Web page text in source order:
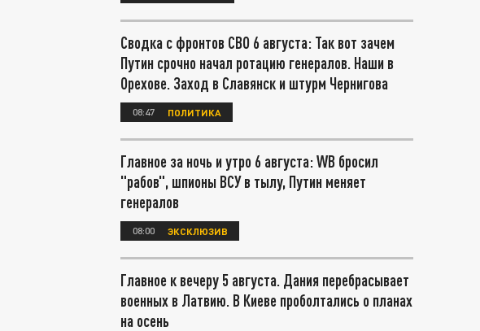
Сводка с фронтов СВО 6 августа: Так вот зачем
Путин срочно начал ротацию генералов. Наши в
Орехове. Заход в Славянск и штурм Чернигова
08:47 ПОЛИТИКА
Главное за ночь и утро 6 августа: WB бросил
"рабов", шпионы ВСУ в тылу, Путин меняет
генералов
08:00 ЭКСКЛЮЗИВ
Главное к вечеру 5 августа. Дания перебрасывает
военных в Латвию. В Киеве проболтались о планах
на осень